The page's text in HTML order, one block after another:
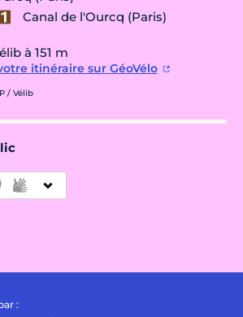
Canal de l'Ourcq (Paris)
à 151 m
itinéraire sur GéoVélo
/ Vélib
: